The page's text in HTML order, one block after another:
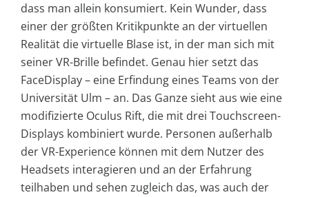
dass man allein konsumiert. Kein Wunder, dass
einer der größten Kritikpunkte an der virtuellen
Realität die virtuelle Blase ist, in der man sich mit
seiner VR-Brille befindet. Genau hier setzt das
FaceDisplay – eine Erfindung eines Teams von der
Universität Ulm – an. Das Ganze sieht aus wie eine
modifizierte Oculus Rift, die mit drei Touchscreen-
Displays kombiniert wurde. Personen außerhalb
der VR-Experience können mit dem Nutzer des
Headsets interagieren und an der Erfahrung
teilhaben und sehen zugleich das, was auch der